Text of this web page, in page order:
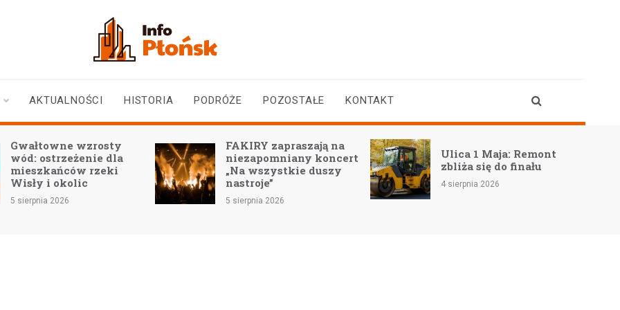
AKTUALNOŚCI HISTORIA PODRÓŻE POZOSTAŁE KONTAKT
FAKIRY zapraszają na
niezapomniany koncert
„Na wszystkie duszy
nastroje”
5 sierpnia 2026
Ulica 1 Maja: Remont
zbliża się do finału
4 sierpnia 2026
Pożyczka przez telefon
na dowód – czy to
możliwe?
4 sierpnia 2026